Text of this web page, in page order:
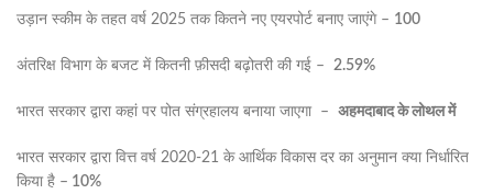
उड़ान स्कीम के तहत वर्ष 2025 तक कितने नए एयरपोर्ट बनाए जाएंगे – 100
अंतरिक्ष विभाग के बजट में कितनी फ़ीसदी बढ़ोतरी की गई – 2.59%
भारत सरकार द्वारा कहां पर पोत संग्रहालय बनाया जाएगा – अहमदाबाद के लोथल में
भारत सरकार द्वारा वित्त वर्ष 2020-21 के आर्थिक विकास दर का अनुमान क्या निर्धारित
किया है – 10%